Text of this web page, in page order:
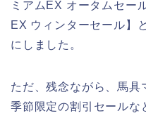
ミアムEX オータムセー
EX ウィンターセール】
にしました。
ただ、残念ながら、馬
季節限定の割引セールな